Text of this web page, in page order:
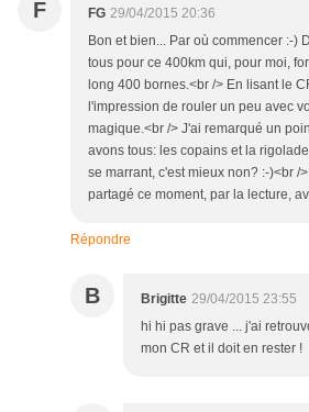
F FG 29/04/2015 20:36
Bon et bien... Par où commencer :-)
tous pour ce 400km qui, pour moi,
long 400 bornes.<br /> En lisant le
l'impression de rouler un peu avec
magique.<br /> J'ai remarqué un
avons tous: les copains et la
se marrant, c'est mieux non? :-)<br /
partagé ce moment, par la lecture,
Répondre
B Brigitte 29/04/2015 23:55
hi hi pas grave ... j'ai
mon CR et il doit en rester !